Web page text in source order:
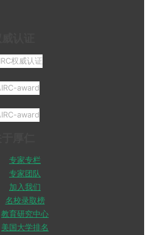
专家专栏
专家团队
加入我们
名校录取榜
教育研究中心
美国大学排名